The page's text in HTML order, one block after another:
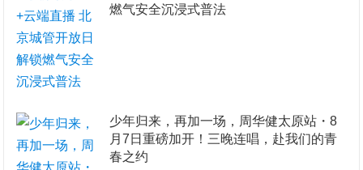
燃气安全沉浸式普法
少年归来，再加一场，周华健太原站・8
月7日重磅加开！三晚连唱，赴我们的青
春之约